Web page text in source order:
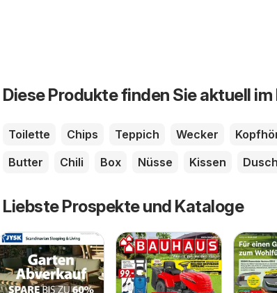
Diese Produkte finden Sie aktuell
Toilette Chips Teppich Wecker
Butter
Chili Box Nüsse Kissen
Liebste Prospekte und Kataloge